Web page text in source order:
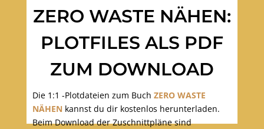
ZERO WASTE NÄHEN:
PLOTFILES ALS PDF
ZUM DOWNLOAD
Die 1:1 -Plotdateien zum Buch ZERO WASTE
NÄHEN kannst du dir kostenlos herunterladen.
Beim Download der Zuschnittpläne sind